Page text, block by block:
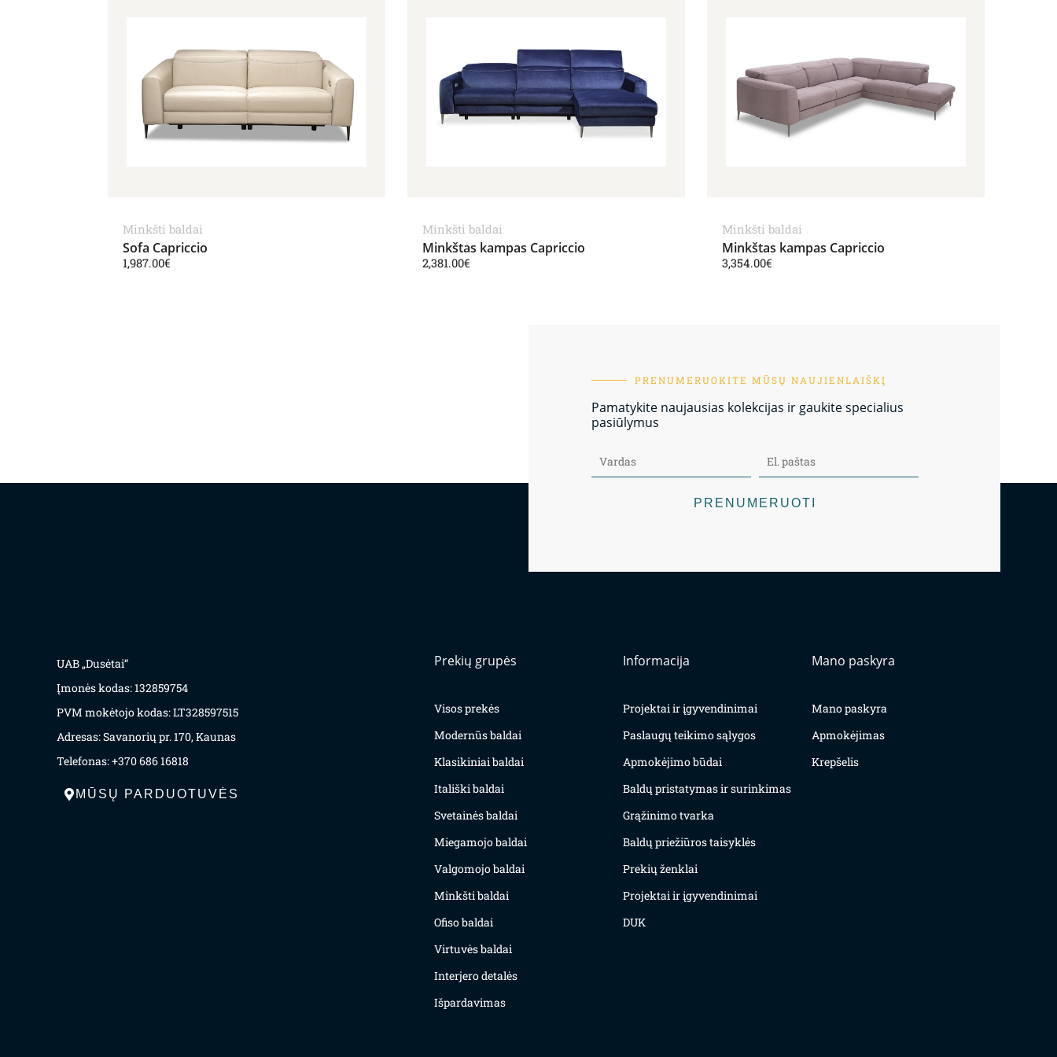
Minkšti baldai
Sofa Capriccio
1,987.00€
Minkšti baldai
Minkštas kampas Capriccio
2,381.00€
Minkšti baldai
Minkštas kampas Capriccio
3,354.00€
PRENUMERUOKITE MŪSŲ NAUJIENLAIŠKĮ
Pamatykite naujausias kolekcijas ir gaukite specialius
pasiūlymus
PRENUMERUOTI
UAB „Dusėtai“
Įmonės kodas: 132859754
PVM mokėtojo kodas: LT328597515
Adresas: Savanorių pr. 170, Kaunas
Telefonas: +370 686 16818
MŪSŲ PARDUOTUVĖS
Prekių grupės
Visos prekės
Modernūs baldai
Klasikiniai baldai
Itališki baldai
Svetainės baldai
Miegamojo baldai
Valgomojo baldai
Minkšti baldai
Ofiso baldai
Virtuvės baldai
Interjero detalės
Išpardavimas
Informacija
Projektai ir įgyvendinimai
Paslaugų teikimo sąlygos
Apmokėjimo būdai
Baldų pristatymas ir surinkimas
Grąžinimo tvarka
Baldų priežiūros taisyklės
Prekių ženklai
Projektai ir įgyvendinimai
DUK
Mano paskyra
Mano paskyra
Apmokėjimas
Krepšelis